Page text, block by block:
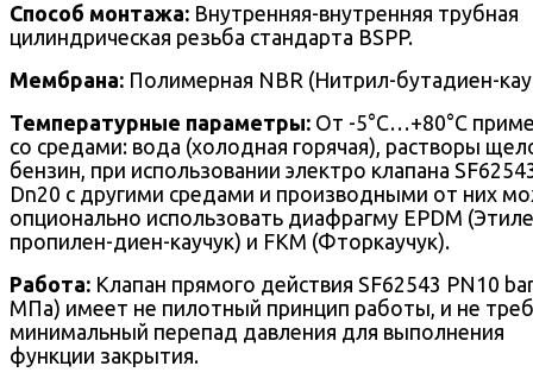
Способ монтажа: Внутренняя-внутренняя трубная
цилиндрическая резьба стандарта BSPP.
Мембрана: Полимерная NBR (Нитрил-бутадиен-
Температурные параметры: От -5°С…+80°С
со средами: вода (холодная горячая), растворы
бензин, при использовании электро клапана
Dn20 с другими средами и производными от них
опционально использовать диафрагму EPDM
пропилен-диен-каучук) и FKM (Фторкаучук).
Работа: Клапан прямого действия SF62543 PN10
МПа) имеет не пилотный принцип работы, и не
минимальный перепад давления для выполнения
функции закрытия.